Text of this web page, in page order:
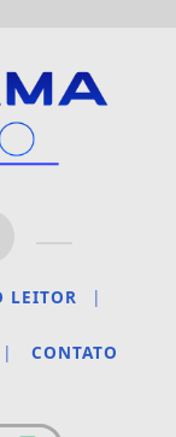
LEITOR |
| CONTATO